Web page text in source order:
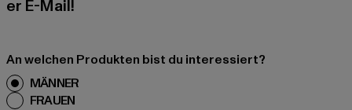
er E-Mail!
An welchen Produkten bist du interessiert?
MÄNNER
FRAUEN